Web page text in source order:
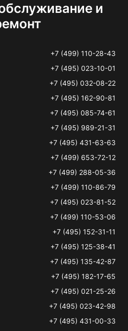
и
+7 (499) 110-28-43
+7 (495) 023-10-01
+7 (495) 032-08-22
+7 (495) 162-90-81
+7 (495) 085-74-61
+7 (495) 989-21-31
+7 (495) 431-63-63
+7 (499) 653-72-12
+7 (499) 288-05-36
+7 (499) 110-86-79
+7 (495) 023-81-52
+7 (499) 110-53-06
+7 (495) 152-31-11
+7 (495) 125-38-41
+7 (495) 135-42-87
+7 (495) 182-17-65
+7 (495) 021-25-26
+7 (495) 023-42-98
+7 (495) 431-00-33